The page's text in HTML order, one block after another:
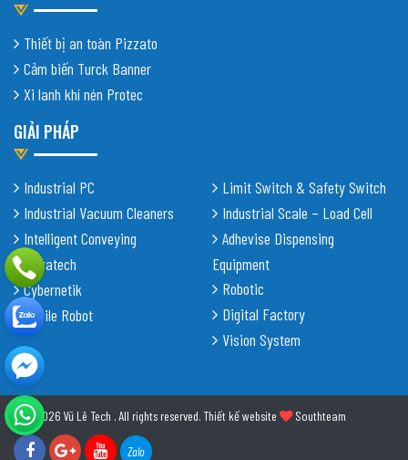
Thiết bị an toàn Pizzato
Cảm biến Turck Banner
Xi lanh khí nén Protec
GIẢI PHÁP
Industrial PC
Industrial Vacuum Cleaners
Intelligent Conveying
Shiratech
Cybernetik
Mobile Robot
Limit Switch & Safety Switch
Industrial Scale – Load Cell
Adhevise Dispensing
Equipment
Robotic
Digital Factory
Vision System
© 2026 Vũ Lê Tech . All rights reserved. Thiết kế website Southteam
Zalo